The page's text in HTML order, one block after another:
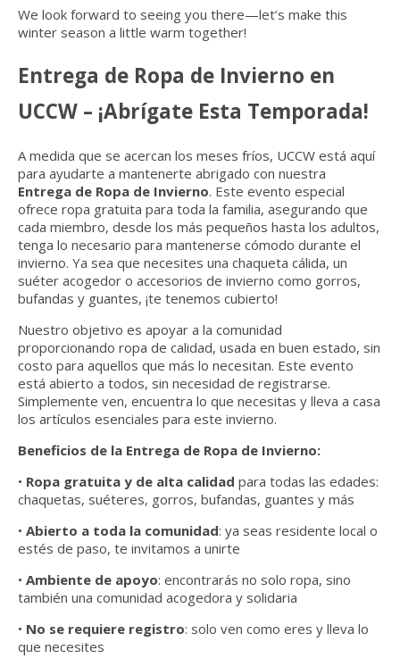
We look forward to seeing you there—let’s make this
winter season a little warm together!
Entrega de Ropa de Invierno en
UCCW – ¡Abrígate Esta Temporada!
A medida que se acercan los meses fríos, UCCW está aquí
para ayudarte a mantenerte abrigado con nuestra
Entrega de Ropa de Invierno. Este evento especial
ofrece ropa gratuita para toda la familia, asegurando que
cada miembro, desde los más pequeños hasta los adultos,
tenga lo necesario para mantenerse cómodo durante el
invierno. Ya sea que necesites una chaqueta cálida, un
suéter acogedor o accesorios de invierno como gorros,
bufandas y guantes, ¡te tenemos cubierto!
Nuestro objetivo es apoyar a la comunidad
proporcionando ropa de calidad, usada en buen estado, sin
costo para aquellos que más lo necesitan. Este evento
está abierto a todos, sin necesidad de registrarse.
Simplemente ven, encuentra lo que necesitas y lleva a casa
los artículos esenciales para este invierno.
Beneficios de la Entrega de Ropa de Invierno:
• Ropa gratuita y de alta calidad para todas las edades:
chaquetas, suéteres, gorros, bufandas, guantes y más
• Abierto a toda la comunidad: ya seas residente local o
estés de paso, te invitamos a unirte
• Ambiente de apoyo: encontrarás no solo ropa, sino
también una comunidad acogedora y solidaria
• No se requiere registro: solo ven como eres y lleva lo
que necesites